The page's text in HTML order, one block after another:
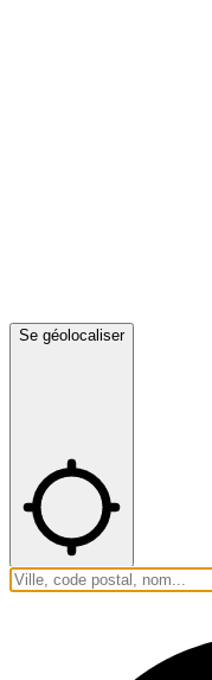
Se géolocaliser